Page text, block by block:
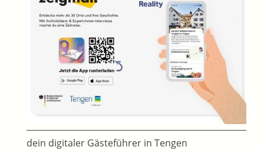
dein digitaler Gästeführer in Tengen